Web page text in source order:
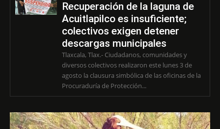
Recuperación de la laguna de
Acuitlapilco es insuficiente;
colectivos exigen detener
descargas municipales
Tlaxcala, Tlax.- Ciudadanos, comunidades y
diversos colectivos realizaron este lunes 3 de
agosto la clausura simbólica de las oficinas de la
Procuraduría de Protección...